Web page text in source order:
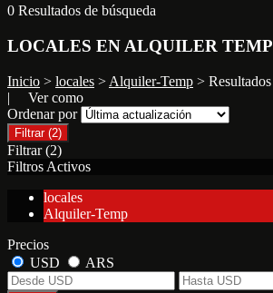
0 Resultados de búsqueda
LOCALES EN ALQUILER TEMP
Inicio > locales > Alquiler-Temp > Resultados
| Ver como
Ordenar por
Filtrar (2)
Filtrar (2)
Filtros Activos
locales
Alquiler-Temp
Precios
USD
ARS